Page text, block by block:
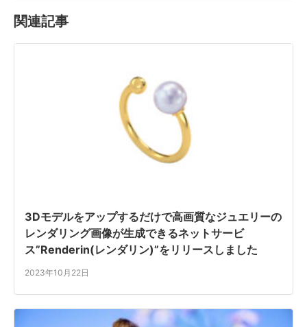
関連記事
3Dモデルをアップするだけで高画質なジュエリーの
レンダリング画像が生成できるネットサービ
ス”Renderin(レンダリン)”をリリースしました
2023年10月22日